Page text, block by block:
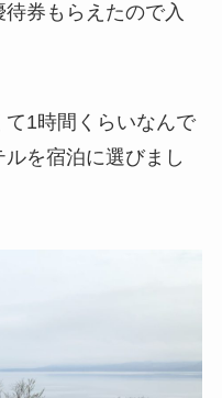
券もらえたので入
1時間くらいなんで
を宿泊に選びまし